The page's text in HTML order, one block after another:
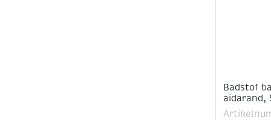
Badstof
aidarand,